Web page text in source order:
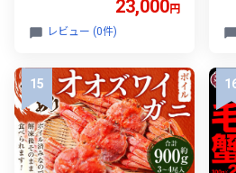
しれとこ食品 年末年始 北
海道 斜里町
23,000円
レビュー (0件)